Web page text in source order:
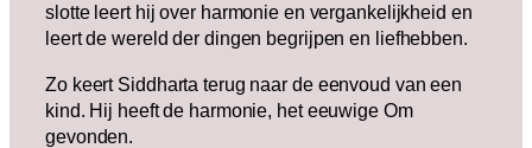
slotte leert hij over harmonie en vergankelijkheid en
leert de wereld der dingen begrijpen en liefhebben.
Zo keert Siddharta terug naar de eenvoud van een
kind. Hij heeft de harmonie, het eeuwige Om
gevonden.